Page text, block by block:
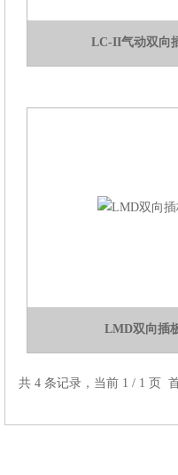
LC-II气动双向
LMD双向插
共 4 条记录，当前 1 / 1 页